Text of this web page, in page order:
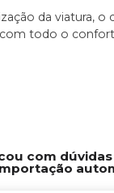
da viatura, o
todo o
com